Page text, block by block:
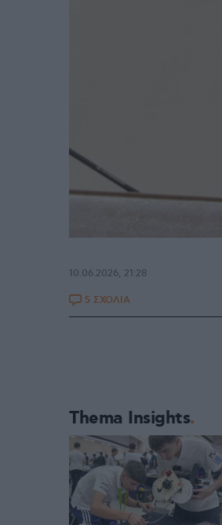
10.06.2026, 21:28
5 ΣΧΟΛΙΑ
Thema Insights